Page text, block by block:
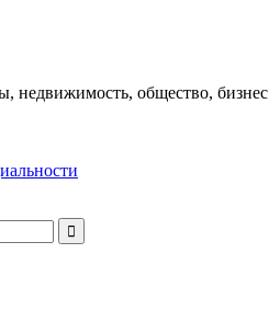
недвижимость, общество, бизнес